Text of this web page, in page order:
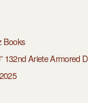
Books
132nd Ariete Armored